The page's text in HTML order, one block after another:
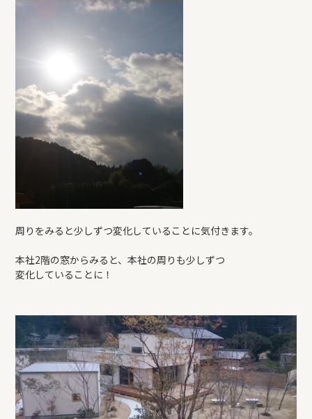
BLOG
COMPANY
モデルハウス来場予約
新築住宅のお問い合わせ
周りをみると少しずつ変化していることに気付きます。
本社2階の窓からみると、本社の周りも少しずつ
変化していることに！